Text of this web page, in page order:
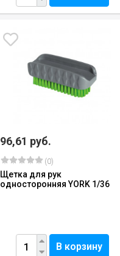
96,61 руб.
(0)
Щетка для рук
односторонняя YORK 1/36
В корзину